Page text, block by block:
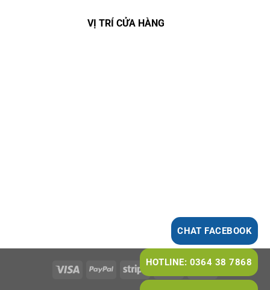
VỊ TRÍ CỬA HÀNG
CHAT FACEBOOK
HOTLINE: 0364 38 7868